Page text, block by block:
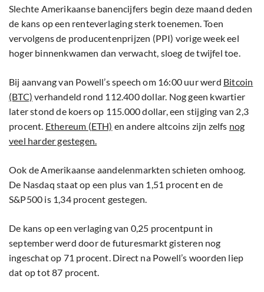
Slechte Amerikaanse banencijfers begin deze maand deden
de kans op een renteverlaging sterk toenemen. Toen
vervolgens de producentenprijzen (PPI) vorige week eel
hoger binnenkwamen dan verwacht, sloeg de twijfel toe.
Bij aanvang van Powell’s speech om 16:00 uur werd Bitcoin
(BTC) verhandeld rond 112.400 dollar. Nog geen kwartier
later stond de koers op 115.000 dollar, een stijging van 2,3
procent. Ethereum (ETH) en andere altcoins zijn zelfs nog
veel harder gestegen.
Ook de Amerikaanse aandelenmarkten schieten omhoog.
De Nasdaq staat op een plus van 1,51 procent en de
S&P500 is 1,34 procent gestegen.
De kans op een verlaging van 0,25 procentpunt in
september werd door de futuresmarkt gisteren nog
ingeschat op 71 procent. Direct na Powell’s woorden liep
dat op tot 87 procent.